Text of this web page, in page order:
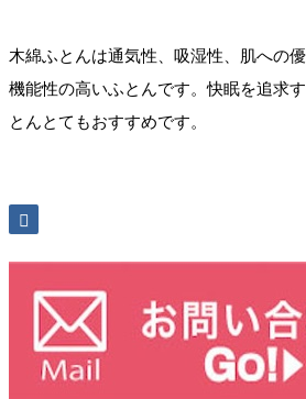
木綿ふとんは通気性、吸湿性、肌への
機能性の高いふとんです。快眠を追求
とんとてもおすすめです。